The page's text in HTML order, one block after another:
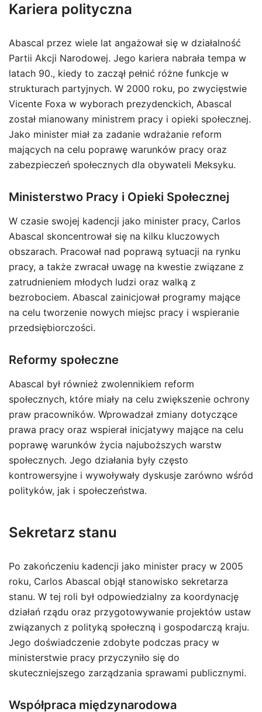
Kariera polityczna
Abascal przez wiele lat angażował się w działalność
Partii Akcji Narodowej. Jego kariera nabrała tempa w
latach 90., kiedy to zaczął pełnić różne funkcje w
strukturach partyjnych. W 2000 roku, po zwycięstwie
Vicente Foxa w wyborach prezydenckich, Abascal
został mianowany ministrem pracy i opieki społecznej.
Jako minister miał za zadanie wdrażanie reform
mających na celu poprawę warunków pracy oraz
zabezpieczeń społecznych dla obywateli Meksyku.
Ministerstwo Pracy i Opieki Społecznej
W czasie swojej kadencji jako minister pracy, Carlos
Abascal skoncentrował się na kilku kluczowych
obszarach. Pracował nad poprawą sytuacji na rynku
pracy, a także zwracał uwagę na kwestie związane z
zatrudnieniem młodych ludzi oraz walką z
bezrobociem. Abascal zainicjował programy mające
na celu tworzenie nowych miejsc pracy i wspieranie
przedsiębiorczości.
Reformy społeczne
Abascal był również zwolennikiem reform
społecznych, które miały na celu zwiększenie ochrony
praw pracowników. Wprowadzał zmiany dotyczące
prawa pracy oraz wspierał inicjatywy mające na celu
poprawę warunków życia najuboższych warstw
społecznych. Jego działania były często
kontrowersyjne i wywoływały dyskusje zarówno wśród
polityków, jak i społeczeństwa.
Sekretarz stanu
Po zakończeniu kadencji jako minister pracy w 2005
roku, Carlos Abascal objął stanowisko sekretarza
stanu. W tej roli był odpowiedzialny za koordynację
działań rządu oraz przygotowywanie projektów ustaw
związanych z polityką społeczną i gospodarczą kraju.
Jego doświadczenie zdobyte podczas pracy w
ministerstwie pracy przyczyniło się do
skuteczniejszego zarządzania sprawami publicznymi.
Współpraca międzynarodowa